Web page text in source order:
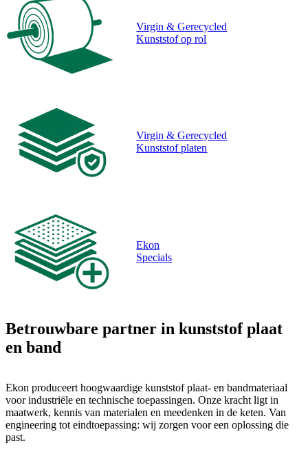
Virgin & Gerecycled
Kunststof op rol
Virgin & Gerecycled
Kunststof platen
Ekon
Specials
Betrouwbare partner in kunststof plaat
en band
Ekon produceert hoogwaardige kunststof plaat- en bandmateriaal
voor industriële en technische toepassingen. Onze kracht ligt in
maatwerk, kennis van materialen en meedenken in de keten. Van
engineering tot eindtoepassing: wij zorgen voor een oplossing die
past.